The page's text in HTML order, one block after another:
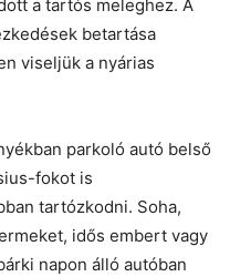
a tartós meleghez. A
betartása
viseljük a nyárias
parkoló autó belső
fokot is
tartózkodni. Soha,
idős embert vagy
napon álló autóban